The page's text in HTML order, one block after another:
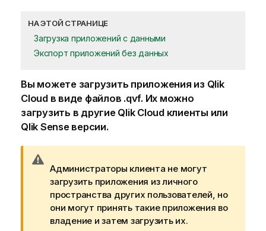
НА ЭТОЙ СТРАНИЦЕ
Загрузка приложений с данными
Экспорт приложений без данных
Вы можете загрузить приложения из Qlik
Cloudв виде файлов .qvf. Их можно
загрузить в другие Qlik Cloudклиенты или
Qlik Senseверсии.
р
и
м
е
ч
Администраторы клиента не могут
загрузить приложения из личного
пространства других пользователей, но
они могут принять такие приложения во
владение и затем загрузить их.